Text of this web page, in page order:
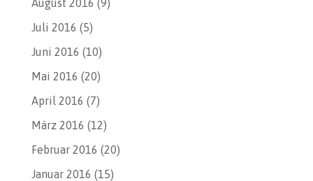
August 2016 (9)
Juli 2016 (5)
Juni 2016 (10)
Mai 2016 (20)
April 2016 (7)
März 2016 (12)
Februar 2016 (20)
Januar 2016 (15)